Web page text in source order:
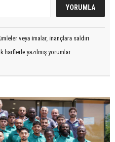
veya imalar, inançlara saldırı
harflerle yazılmış yorumlar